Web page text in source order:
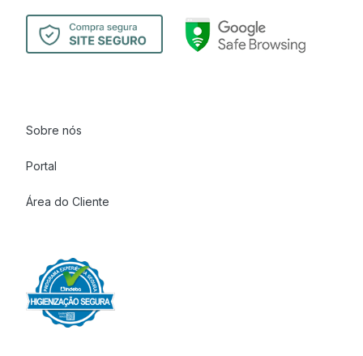
Sobre nós
Portal
Área do Cliente